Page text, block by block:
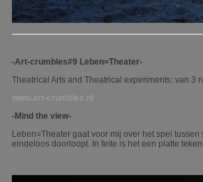
-Art-crumbles#9 Leben=Theater-
Theatrical Arts and Theatrical experiments: van
www.art-crumbles.nl
-Mind the view-
Leben=Theater gaat voor mij over het spel
eindeloos doorloopt. In feite is het een platte